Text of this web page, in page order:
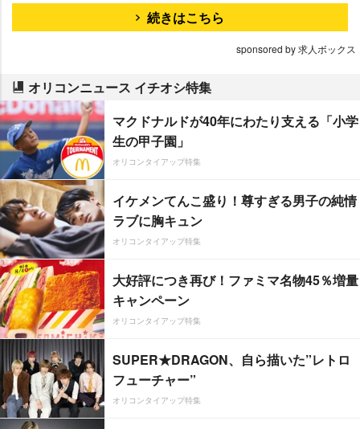
続きはこちら
sponsored by 求人ボックス
オリコンニュース イチオシ特集
マクドナルドが40年にわたり支える「小学
生の甲子園」
オリコンタイアップ特集
イケメンてんこ盛り！尊すぎる男子の純情
ラブに胸キュン
オリコンタイアップ特集
大好評につき再び！ファミマ名物45％増量
キャンペーン
オリコンタイアップ特集
SUPER★DRAGON、自ら描いた”レトロ
フューチャー”
オリコンタイアップ特集